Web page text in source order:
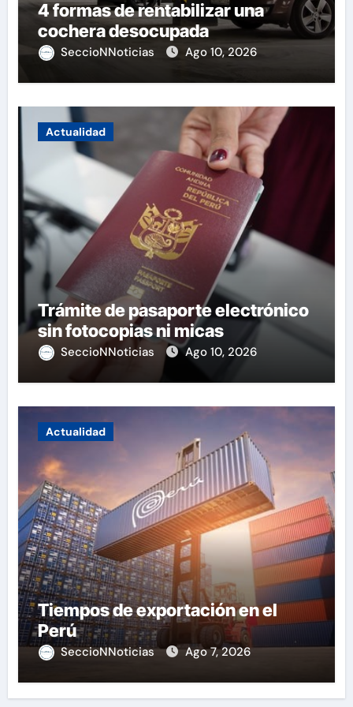
4 formas de rentabilizar una
cochera desocupada
SeccioNNoticias Ago 10, 2026
Actualidad
Trámite de pasaporte electrónico
sin fotocopias ni micas
SeccioNNoticias Ago 10, 2026
Actualidad
Tiempos de exportación en el
Perú
SeccioNNoticias Ago 7, 2026